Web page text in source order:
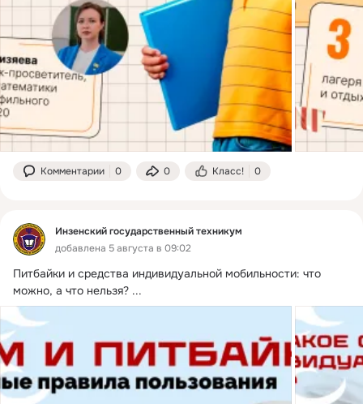
Комментарии 0 0 Класс! 0
Инзенский государственный техникум
добавлена 5 августа в 09:02
Питбайки и средства индивидуальной мобильности: что
можно, а что нельзя? ...